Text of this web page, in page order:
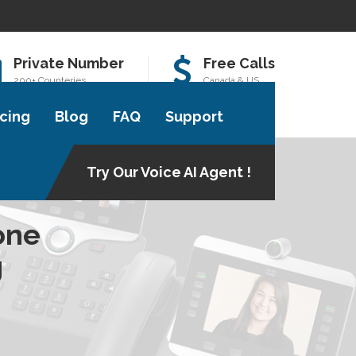
Private Number
200+ Counteries
Free Calls
Canada & US
Blog FAQ Support
Try Our Voice AI Agent !